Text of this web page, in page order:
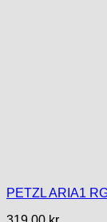
PETZL ARIA1